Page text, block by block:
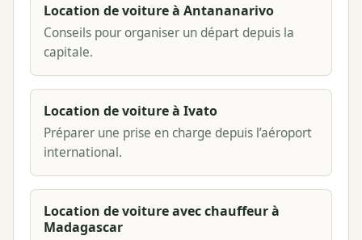
Location de voiture à Antananarivo
Conseils pour organiser un départ depuis la
capitale.
Location de voiture à Ivato
Préparer une prise en charge depuis l’aéroport
international.
Location de voiture avec chauffeur à
Madagascar